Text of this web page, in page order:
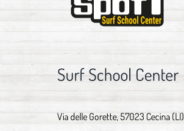
Surf School Center
Via delle Gorette, 57023 Cecina (LI)